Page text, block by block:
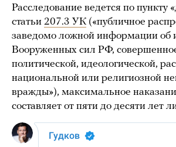
Расследование ведется по пункту
статьи 207.3 УК («публичное
заведомо ложной информации об
Вооруженных сил РФ,
политической, идеологической,
национальной или религиозной
вражды»), максимальное
составляет от пяти до десяти лет